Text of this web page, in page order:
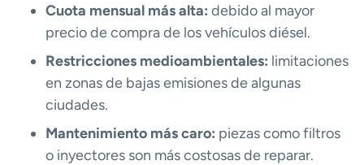
Cuota mensual más alta: debido al mayor
precio de compra de los vehículos diésel.
Restricciones medioambientales: limitaciones
en zonas de bajas emisiones de algunas
ciudades.
Mantenimiento más caro: piezas como filtros
o inyectores son más costosas de reparar.